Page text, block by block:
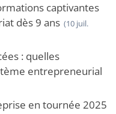
captivantes
dès 9 ans (10 juil.
: quelles
entrepreneurial
en tournée 2025